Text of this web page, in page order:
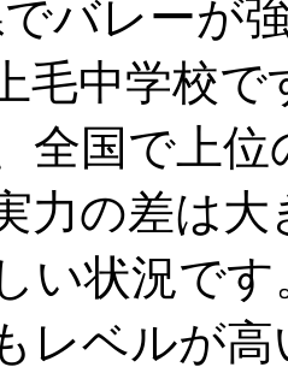
バレーが
毛中学校
全国で上
力の差は
い状況で
レベルが